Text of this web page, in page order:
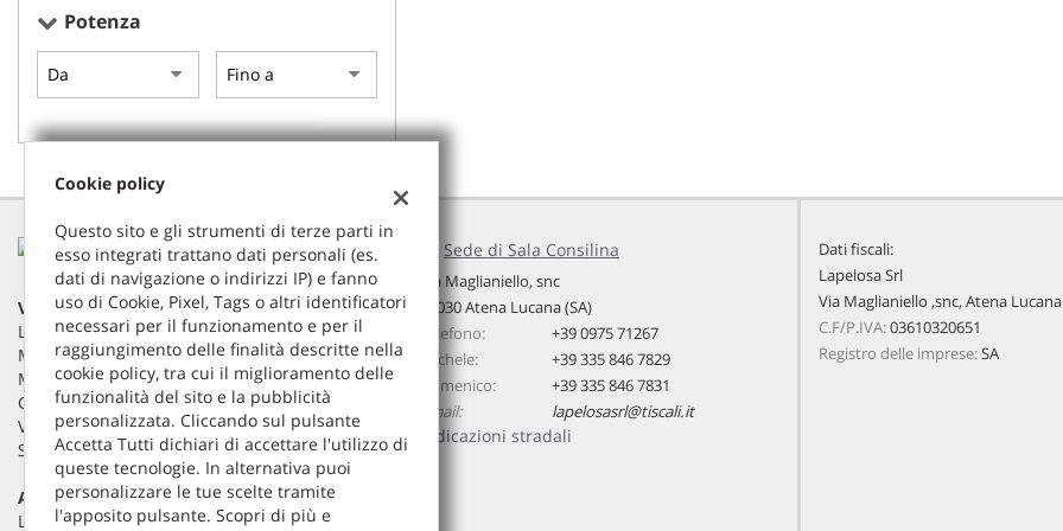
Potenza
VENDITE
LUN 09:00 - 13:00 / 15:00 - 19:00
MAR 09:00 - 13:00 / 15:00 - 19:00
MER 09:00 - 13:00 / 15:00 - 19:00
GIO 09:00 - 13:00 / 15:00 - 19:00
VEN 09:00 - 13:00 / 15:00 - 19:00
SAB 09:00 - 13:00 / 15:00 - 19:00
ASSISTENZA
LUN 09:00 - 13:00 / 15:00 - 19:00
Sede di Sala Consilina
Via Maglianiello, snc
84030 Atena Lucana (SA)
Telefono:
+39 0975 71267
Michele:
+39 335 846 7829
Domenico:
+39 335 846 7831
Email:
lapelosasrl@tiscali.it
Indicazioni stradali
Dati fiscali:
Lapelosa Srl
Via Maglianiello ,snc, Atena Lucana
C.F/P.IVA:03610320651
Registro delle imprese:SA
Cookie policy
Questo sito e gli strumenti di terze parti in
esso integrati trattano dati personali (es.
dati di navigazione o indirizzi IP) e fanno
uso di Cookie, Pixel, Tags o altri identificatori
necessari per il funzionamento e per il
raggiungimento delle finalità descritte nella
cookie policy, tra cui il miglioramento delle
funzionalità del sito e la pubblicità
personalizzata. Cliccando sul pulsante
Accetta Tutti dichiari di accettare l'utilizzo di
queste tecnologie. In alternativa puoi
personalizzare le tue scelte tramite
l'apposito pulsante. Scopri di più e
Cookie necessari
Cookie delle preferenze
Cookie per il miglioramento dell'esperienza utente
Cookie analitici
Cookie di marketing
Leggi